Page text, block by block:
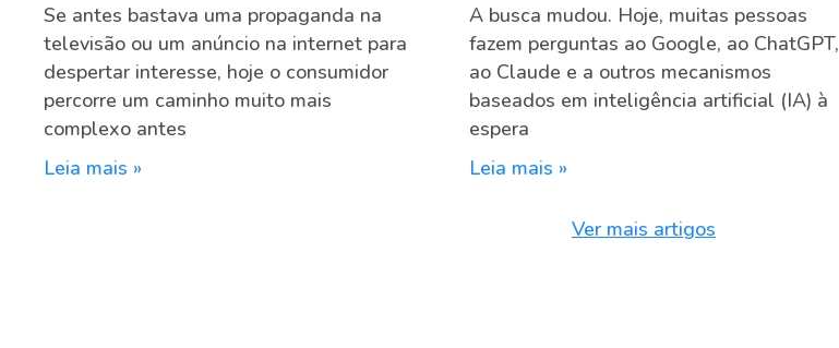
Se antes bastava uma propaganda na
televisão ou um anúncio na internet para
despertar interesse, hoje o consumidor
percorre um caminho muito mais
complexo antes
Leia mais »
A busca mudou. Hoje, muitas pessoas
fazem perguntas ao Google, ao ChatGPT,
ao Claude e a outros mecanismos
baseados em inteligência artificial (IA) à
espera
Leia mais »
Ver mais artigos